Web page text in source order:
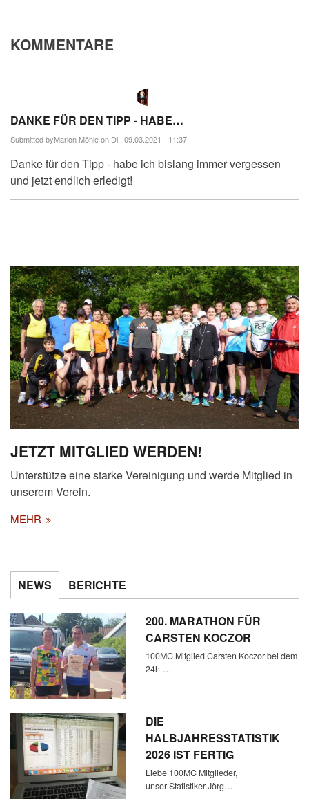
KOMMENTARE
DANKE FÜR DEN TIPP - HABE…
Submitted byMarion Möhleon Di., 09.03.2021 - 11:37
Danke für den Tipp - habe ich bislang immer vergessen
und jetzt endlich erledigt!
JETZT MITGLIED WERDEN!
Unterstütze eine starke Vereinigung und werde Mitglied in
unserem Verein.
MEHR
NEWS BERICHTE
200. MARATHON FÜR
CARSTEN KOCZOR
100MC Mitglied Carsten Koczor bei dem
24h-…
DIE
HALBJAHRESSTATISTIK
2026 IST FERTIG
Liebe 100MC Mitglieder,
unser Statistiker Jörg…